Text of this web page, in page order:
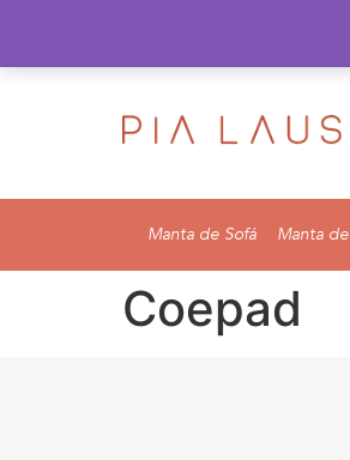
Manta de Sofá Manta
Coepad